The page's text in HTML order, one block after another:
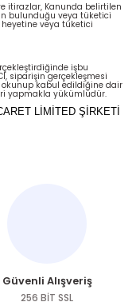
itirazlar, Kanunda belirtilen
bulunduğu veya tüketici
veya tüketici
işbu
siparişin gerçekleşmesi
okunup kabul edildiğine dair
yapmakla yükümlüdür.
LİMİTED ŞİRKETİ
Güvenli Alışveriş
256 BİT SSL